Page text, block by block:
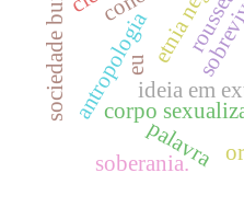
ideia em
corpo
antropologia
palavra
soberania.
eu